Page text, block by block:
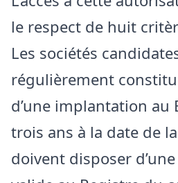
le respect de huit
Les sociétés
régulièrement
d’une implantation au
trois ans à la date de
doivent disposer